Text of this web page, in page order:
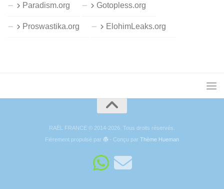
Paradism.org Gotopless.org
Proswastika.org ElohimLeaks.org
RAËL FRANCE © 2014-2026. Tous droits réservés.
Fièrement propulsé par
- Conçu parThème Hueman